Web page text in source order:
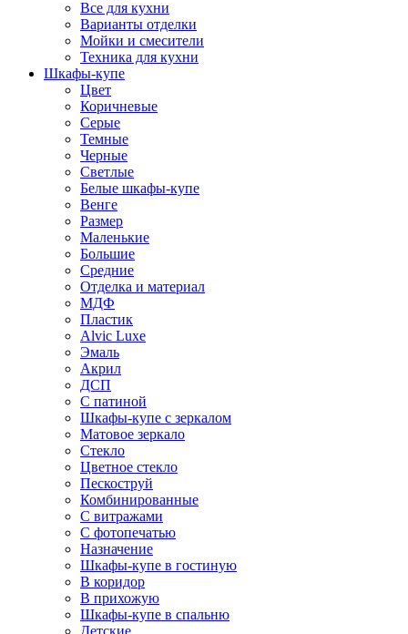
Все для кухни
Варианты отделки
Мойки и смесители
Техника для кухни
Шкафы-купе
Цвет
Коричневые
Серые
Темные
Черные
Светлые
Белые шкафы-купе
Венге
Размер
Маленькие
Большие
Средние
Отделка и материал
МДФ
Пластик
Alvic Luxe
Эмаль
Акрил
ДСП
С патиной
Шкафы-купе с зеркалом
Матовое зеркало
Стекло
Цветное стекло
Пескоструй
Комбинированные
С витражами
С фотопечатью
Назначение
Шкафы-купе в гостиную
В коридор
В прихожую
Шкафы-купе в спальню
Детские